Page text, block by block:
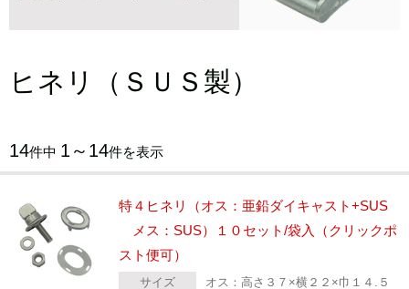
ヒネリ（ＳＵＳ製）
14件中 1～14件を表示
特４ヒネリ（オス：亜鉛ダイキャスト+SUS
メス：SUS）１０セット/袋入（クリックポ
スト便可）
サイズ
オス：高さ３７×横２２×巾１４.５